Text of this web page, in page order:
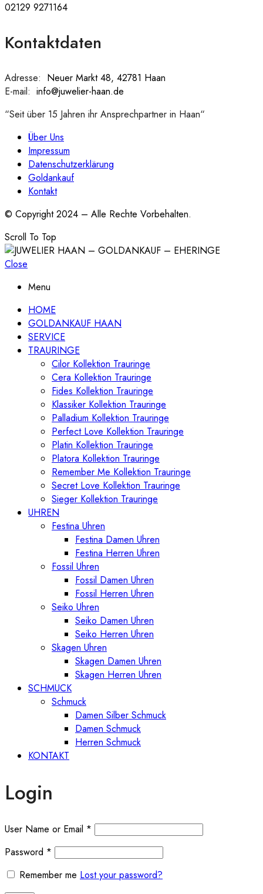
02129 9271164
Kontaktdaten
Adresse: Neuer Markt 48, 42781 Haan
E-mail: info@juwelier-haan.de
“Seit über 15 Jahren ihr Ansprechpartner in Haan“
Über Uns
Impressum
Datenschutzerklärung
Goldankauf
Kontakt
© Copyright 2024 – Alle Rechte Vorbehalten.
Scroll To Top
Close
Menu
HOME
GOLDANKAUF HAAN
SERVICE
TRAURINGE
Cilor Kollektion Trauringe
Cera Kollektion Trauringe
Fides Kollektion Trauringe
Klassiker Kollektion Trauringe
Palladium Kollektion Trauringe
Perfect Love Kollektion Trauringe
Platin Kollektion Trauringe
Platora Kollektion Trauringe
Remember Me Kollektion Trauringe
Secret Love Kollektion Trauringe
Sieger Kollektion Trauringe
UHREN
Festina Uhren
Festina Damen Uhren
Festina Herren Uhren
Fossil Uhren
Fossil Damen Uhren
Fossil Herren Uhren
Seiko Uhren
Seiko Damen Uhren
Seiko Herren Uhren
Skagen Uhren
Skagen Damen Uhren
Skagen Herren Uhren
SCHMUCK
Schmuck
Damen Silber Schmuck
Damen Schmuck
Herren Schmuck
KONTAKT
Login
User Name or Email *
Password *
Remember me Lost your password?